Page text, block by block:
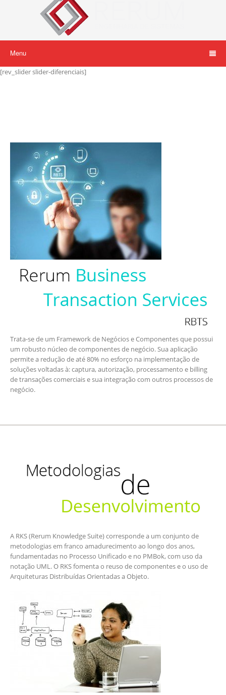
Menu
[rev_slider slider-diferenciais]
Trata-se de um Framework de Negócios e Componentes que possui
um robusto núcleo de componentes de negócio. Sua aplicação
permite a redução de até 80% no esforço na implementação de
soluções voltadas à: captura, autorização, processamento e billing
de transações comerciais e sua integração com outros processos de
negócio.
A RKS (Rerum Knowledge Suite) corresponde a um conjunto de
metodologias em franco amadurecimento ao longo dos anos,
fundamentadas no Processo Unificado e no PMBok, com uso da
notação UML. O RKS fomenta o reuso de componentes e o uso de
Arquiteturas Distribuídas Orientadas a Objeto.